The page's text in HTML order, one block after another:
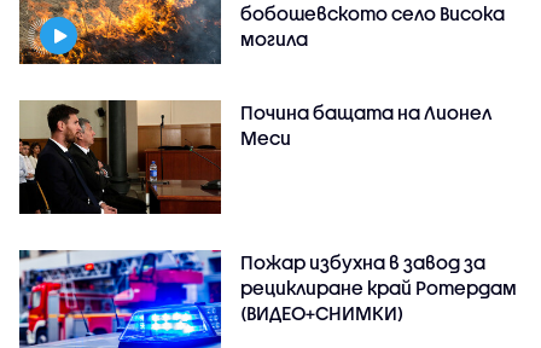
бобошевското село Висока
могила
Почина бащата на Лионел
Меси
Пожар избухна в завод за
рециклиране край Ротердам
(ВИДЕО+СНИМКИ)